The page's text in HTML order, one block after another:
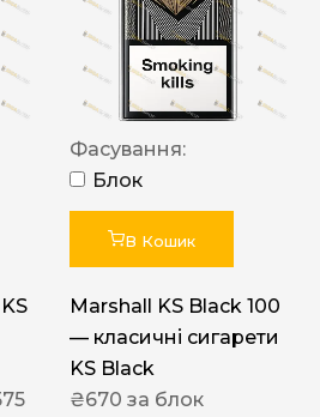
Фасування:
Блок
В Кошик
Marshall KS Black 100
— класичні сигарети
KS Black
₴670 за блок